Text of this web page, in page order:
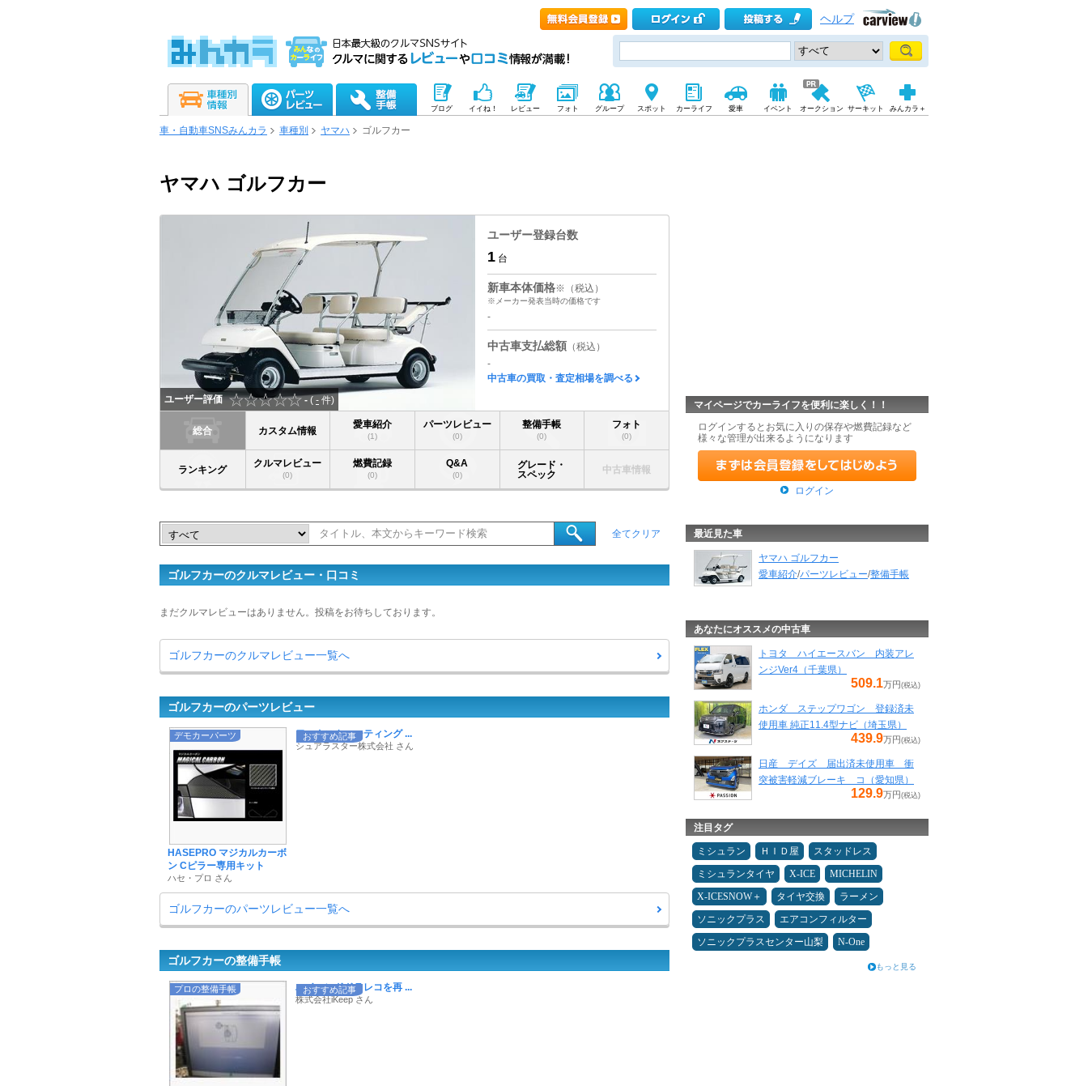
ヘルプ
ブログ イイね！ レビュー フォト グループ スポット カーライフ 愛車 イベント オークション サーキット みんカラ＋
車・自動車SNSみんカラ 車種別 ヤマハ ゴルフカー
ヤマハ ゴルフカー
ユーザー評価 - ( - 件)
ユーザー登録台数
1 台
新車本体価格※（税込）
※メーカー発表当時の価格です
-
中古車支払総額 （税込）
-
中古車の買取・査定相場を調べる
総合 カスタム情報
愛車紹介
(1)
パーツレビュー
(0)
整備手帳
(0)
フォト
(0)
ランキング
クルマレビュー
(0)
燃費記録
(0)
Q&A
(0)
グレード・
スペック
中古車情報
全てクリア
ゴルフカーのクルマレビュー・口コミ
まだクルマレビューはありません。投稿をお待ちしております。
ゴルフカーのクルマレビュー一覧へ
ゴルフカーのパーツレビュー
デモカーパーツ
HASEPRO マジカルカーボ
ン Cピラー専用キット
ハセ・プロ さん
おすすめ記事
ワックスやコーティング ...
シュアラスター株式会社 さん
ゴルフカーのパーツレビュー一覧へ
ゴルフカーの整備手帳
プロの整備手帳 おすすめ記事
ハイエンドドラレコを再 ...
株式会社iKeep さん
マイページでカーライフを便利に楽しく！！
ログインするとお気に入りの保存や燃費記録など
様々な管理が出来るようになります
ログイン
最近見た車
ヤマハ ゴルフカー
愛車紹介/パーツレビュー/整備手帳
あなたにオススメの中古車
トヨタ ハイエースバン 内装アレ
ンジVer4（千葉県）
509.1万円 (税込)
ホンダ ステップワゴン 登録済未
使用車 純正11.4型ナビ（埼玉県）
439.9万円 (税込)
日産 デイズ 届出済未使用車 衝
突被害軽減ブレーキ コ（愛知県）
129.9万円 (税込)
注目タグ
ミシュラン ＨＩＤ屋
スタッドレス
ミシュランタイヤ
X-ICE
MICHELIN
X-ICESNOW＋
タイヤ交換
ラーメン
ソニックプラス
エアコンフィルター
ソニックプラスセンター山梨
N-One
もっと見る